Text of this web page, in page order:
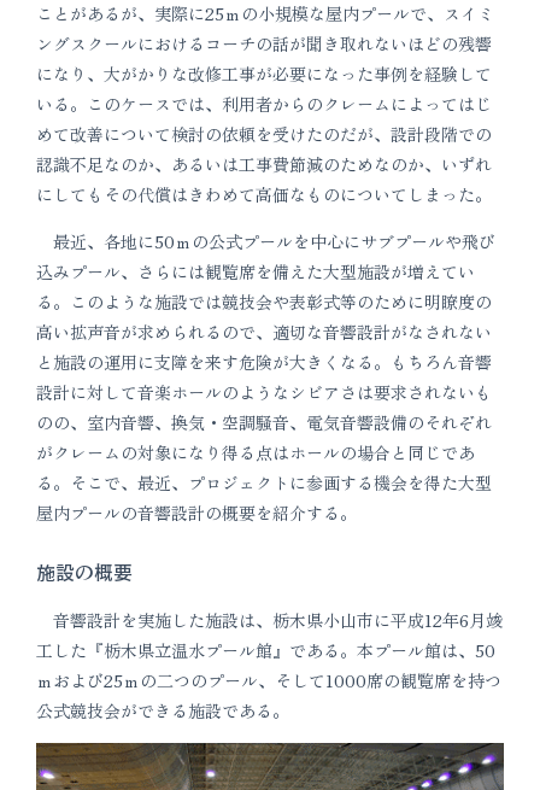
ことがあるが、実際に25ｍの小規模な屋内プールで、スイミ
ングスクールにおけるコーチの話が聞き取れないほどの残響
になり、大がかりな改修工事が必要になった事例を経験して
いる。このケースでは、利用者からのクレームによってはじ
めて改善について検討の依頼を受けたのだが、設計段階での
認識不足なのか、あるいは工事費節減のためなのか、いずれ
にしてもその代償はきわめて高価なものについてしまった。
最近、各地に50ｍの公式プールを中心にサブプールや飛び
込みプール、さらには観覧席を備えた大型施設が増えてい
る。このような施設では競技会や表彰式等のために明瞭度の
高い拡声音が求められるので、適切な音響設計がなされない
と施設の運用に支障を来す危険が大きくなる。もちろん音響
設計に対して音楽ホールのようなシビアさは要求されないも
のの、室内音響、換気・空調騒音、電気音響設備のそれぞれ
がクレームの対象になり得る点はホールの場合と同じであ
る。そこで、最近、プロジェクトに参画する機会を得た大型
屋内プールの音響設計の概要を紹介する。
施設の概要
音響設計を実施した施設は、栃木県小山市に平成12年6月竣
工した『栃木県立温水プール館』である。本プール館は、50
ｍおよび25ｍの二つのプール、そして1000席の観覧席を持つ
公式競技会ができる施設である。